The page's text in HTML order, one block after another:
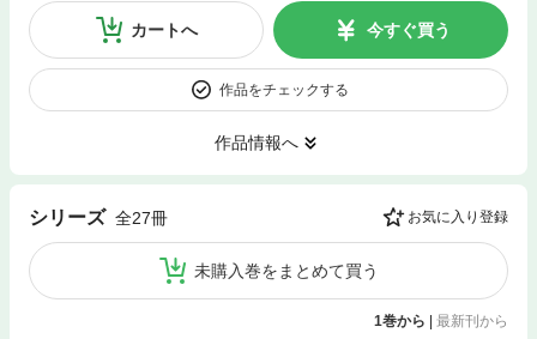
カートへ 今すぐ買う
作品をチェックする
作品情報へ
シリーズ 全27冊 お気に入り登録
未購入巻をまとめて買う
1巻から | 最新刊から